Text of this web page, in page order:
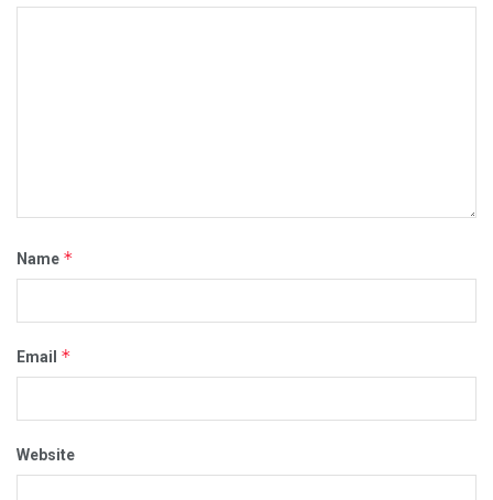
Name *
Email *
Website